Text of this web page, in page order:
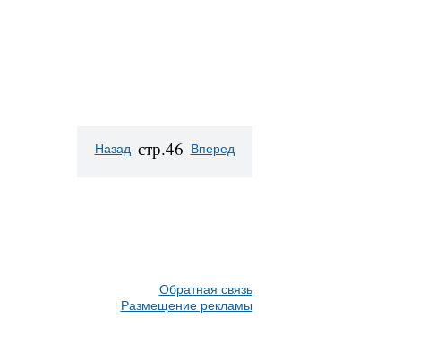
Назад стр.46 Вперед
Обратная связь
Размещение рекламы